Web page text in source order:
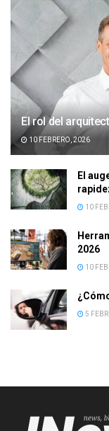
El rol del
10 FEBRERO, 2026
El
10
2026
10
5